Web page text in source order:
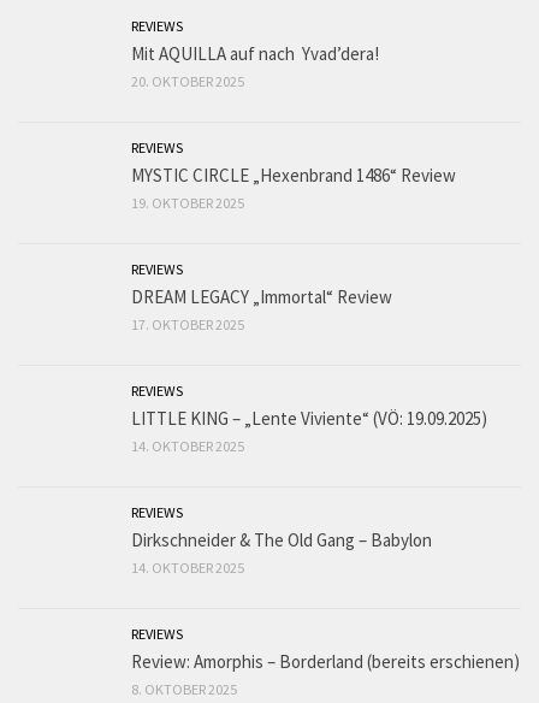
REVIEWS
Mit AQUILLA auf nach Yvad’dera!
20. OKTOBER 2025
REVIEWS
MYSTIC CIRCLE „Hexenbrand 1486“ Review
19. OKTOBER 2025
REVIEWS
DREAM LEGACY „Immortal“ Review
17. OKTOBER 2025
REVIEWS
LITTLE KING – „Lente Viviente“ (VÖ: 19.09.2025)
14. OKTOBER 2025
REVIEWS
Dirkschneider & The Old Gang – Babylon
14. OKTOBER 2025
REVIEWS
Review: Amorphis – Borderland (bereits erschienen)
8. OKTOBER 2025